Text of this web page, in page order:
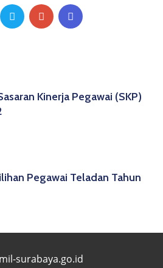
Kinerja Pegawai (SKP)
Pegawai Teladan Tahun
surabaya.go.id